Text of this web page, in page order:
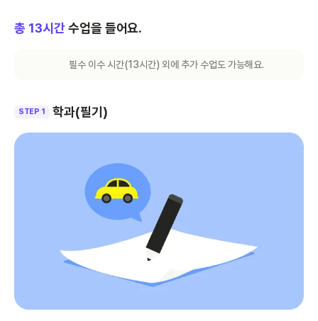
총 13시간 수업을 들어요.
필수 이수 시간(13시간) 외에 추가 수업도 가능해요.
STEP 1 학과(필기)